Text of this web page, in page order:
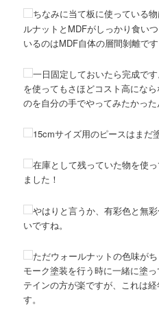
ちなみに当て板に使っている
ルナットとMDFがしっかり食い
いるのはMDF自体の層間剝離です
一日固定しておいたら完成で
を使ってもさほどコスト高にな
のを自分の手でやってみたかった
15cmサイズ用のピースはまだ
在庫として残っていた物を使
ました！
やはりと言うか、有彩色と無
いですね。
ただウォールナットの色味が
モーク塗装を行う時に一緒に塗
テインの方が楽ですが、これは
す。